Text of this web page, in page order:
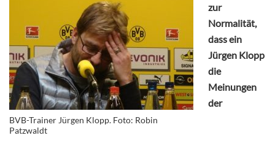
BVB-Trainer Jürgen Klopp. Foto: Robin
Patzwaldt
zur
Normalität,
dass ein
Jürgen Klopp
die
Meinungen
der